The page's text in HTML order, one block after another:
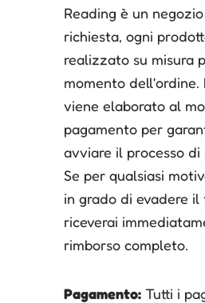
Reading è un
richiesta, ogni
realizzato su misura
momento dell'ordine.
viene elaborato al
pagamento per
avviare il processo di
Se per qualsiasi
in grado di evadere il
riceverai
rimborso completo.
Pagamento: Tutti i